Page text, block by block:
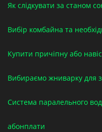
Як слідкувати за станом
Вибір комбайна та
Купити причіпну або
Вибираємо жниварку для
Система паралельного
абонплати